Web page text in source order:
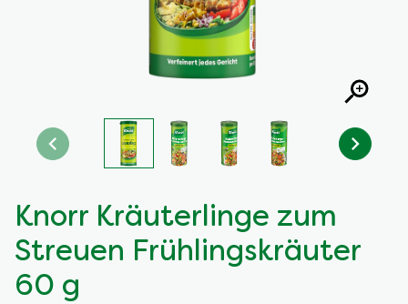
Knorr Kräuterlinge zum
Streuen Frühlingskräuter
60 g